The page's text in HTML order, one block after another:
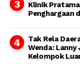
Klinik
Penghargaan
Tak Rela
Wenda: Lanny
Kelompok